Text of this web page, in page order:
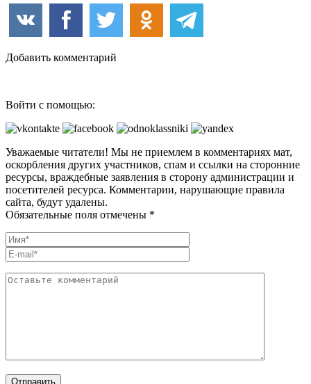
Добавить комментарий
Войти с помощью:
Уважаемые читатели! Мы не приемлем в комментариях мат,
оскорбления других участников, спам и ссылки на сторонние
ресурсы, враждебные заявления в сторону администрации и
посетителей ресурса. Комментарии, нарушающие правила
сайта, будут удалены.
Обязательные поля отмечены *